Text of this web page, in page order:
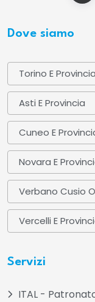
Dove siamo
Torino E Provincia
Asti E Provincia
Cuneo E
Novara E
Verbano Cusio
Vercelli E
Servizi
ITAL -